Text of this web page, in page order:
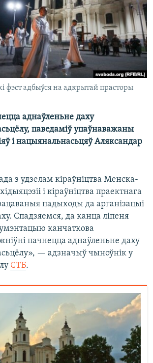
фэст адбыўся на адкрытай прасторы
аднаўленьне даху
паведаміў упаўнаважаны
і нацыянальнасьцяў Аляксандар
з удзелам кіраўніцтва Менска-
і кіраўніцтва праектнага
падыходы да арганізацыі
Спадзяемся, да канца ліпеня
канчаткова
пачнецца аднаўленьне даху
— адзначыў чыноўнік у
СТБ.